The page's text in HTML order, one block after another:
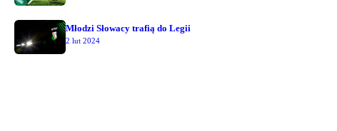
Młodzi Słowacy trafią do Legii
2 lut 2024